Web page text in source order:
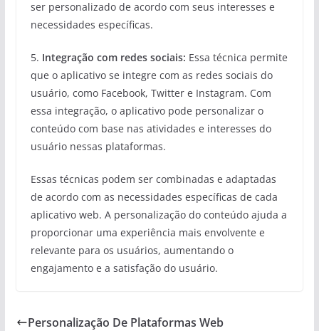
ser personalizado de acordo com seus interesses e
necessidades específicas.
5. Integração com redes sociais: Essa técnica permite
que o aplicativo se integre com as redes sociais do
usuário, como Facebook, Twitter e Instagram. Com
essa integração, o aplicativo pode personalizar o
conteúdo com base nas atividades e interesses do
usuário nessas plataformas.
Essas técnicas podem ser combinadas e adaptadas
de acordo com as necessidades específicas de cada
aplicativo web. A personalização do conteúdo ajuda a
proporcionar uma experiência mais envolvente e
relevante para os usuários, aumentando o
engajamento e a satisfação do usuário.
Personalização De Plataformas Web